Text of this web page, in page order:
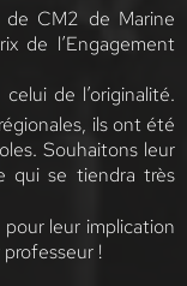
de CM2 de Marine
de l’Engagement
de l’originalité.
ils ont été
Souhaitons leur
qui se tiendra très
leur implication
!